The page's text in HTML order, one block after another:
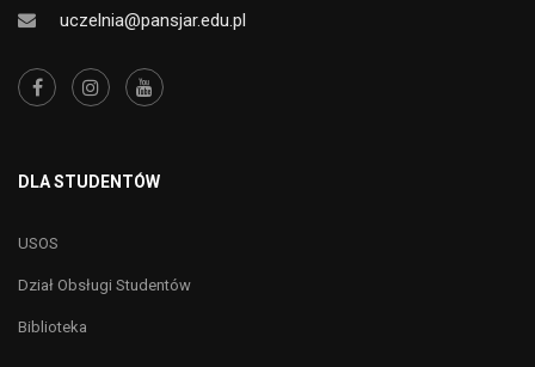
uczelnia@pansjar.edu.pl
DLA STUDENTÓW
USOS
Dział Obsługi Studentów
Biblioteka